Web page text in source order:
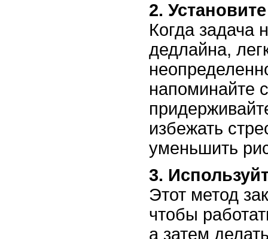
2.
Когда задача
дедлайна,
напоминайте
избежать
уменьшить
3.
Этот метод
чтобы
а затем